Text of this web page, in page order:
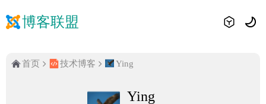
博客联盟
首页 技术博客 Ying
Ying